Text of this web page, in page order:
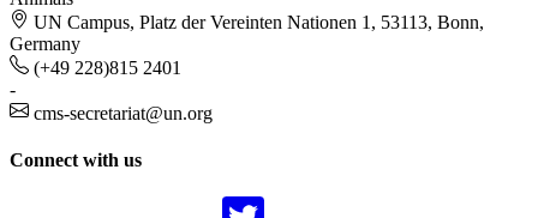
UN Campus, Platz der Vereinten Nationen 1, 53113, Bonn,
Germany
(+49 228)815 2401
-
cms-secretariat@un.org
Connect with us